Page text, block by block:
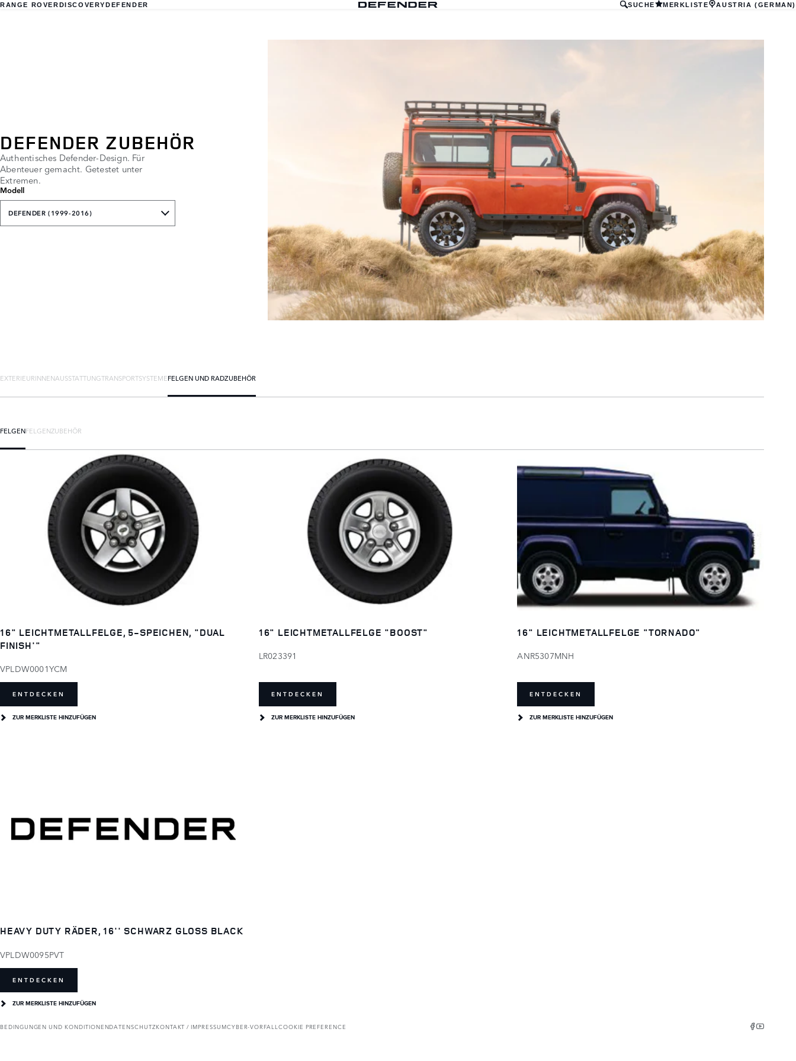
RANGE ROVERDISCOVERYDEFENDER SUCHE MERKLISTE AUSTRIA (GERMAN)
DEFENDER ZUBEHÖR
Authentisches Defender-Design. Für
Abenteuer gemacht. Getestet unter
Extremen.
Modell
DEFENDER (1999-2016)
EXTERIEURINNENAUSSTATTUNGTRANSPORTSYSTEMEFELGEN UND RADZUBEHÖR
FELGENFELGENZUBEHÖR
16" LEICHTMETALLFELGE, 5-SPEICHEN, "DUAL
FINISH'"
VPLDW0001YCM
ENTDECKEN
ZUR MERKLISTE HINZUFÜGEN
16" LEICHTMETALLFELGE "BOOST"
LR023391
ENTDECKEN
ZUR MERKLISTE HINZUFÜGEN
16" LEICHTMETALLFELGE "TORNADO"
ANR5307MNH
ENTDECKEN
ZUR MERKLISTE HINZUFÜGEN
HEAVY DUTY RÄDER, 16'' SCHWARZ GLOSS BLACK
VPLDW0095PVT
ENTDECKEN
ZUR MERKLISTE HINZUFÜGEN
BEDINGUNGEN UND KONDITIONENDATENSCHUTZKONTAKT / IMPRESSUMCYBER-VORFALLCOOKIE PREFERENCE